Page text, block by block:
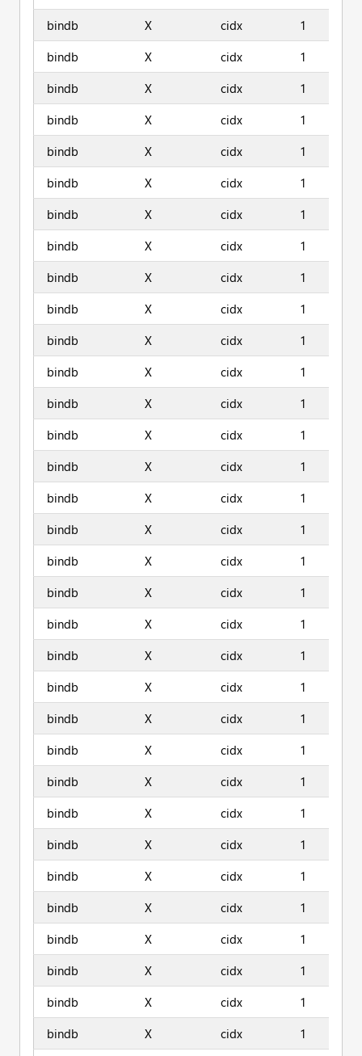
bindb
X cidx
1
bindb
X cidx
1
bindb
X cidx
1
bindb
X cidx
1
bindb
X cidx
1
bindb
X cidx
1
bindb
X cidx
1
bindb
X cidx
1
bindb
X cidx
1
bindb
X cidx
1
bindb
X cidx
1
bindb
X cidx
1
bindb
X cidx
1
bindb
X cidx
1
bindb
X cidx
1
bindb
X cidx
1
bindb
X cidx
1
bindb
X cidx
1
bindb
X cidx
1
bindb
X cidx
1
bindb
X cidx
1
bindb
X cidx
1
bindb
X cidx
1
bindb
X cidx
1
bindb
X cidx
1
bindb
X cidx
1
bindb
X cidx
1
bindb
X cidx
1
bindb
X cidx
1
bindb
X cidx
1
bindb
X cidx
1
bindb
X cidx
1
bindb
X cidx
1